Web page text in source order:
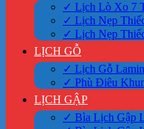
✓ Lịch Lò Xo 7
✓ Lịch Nẹp
✓ Lịch Nẹp
LỊCH GỖ
✓ Lịch Gỗ
✓ Phù Điêu
LỊCH GẬP
✓ Bìa Lịch Gập